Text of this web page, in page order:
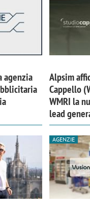
agenzia
Alpsim
Cappello
WMRI la
lead
AGENZIE
Viora di Deloitte
resta centrale,
il talento»